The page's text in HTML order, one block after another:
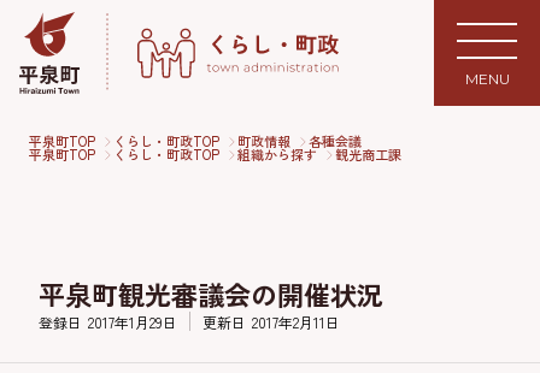
MENU
平泉町TOP くらし・町政TOP 町政情報 各種会議
平泉町TOP くらし・町政TOP 組織から探す 観光商工課
平泉町観光審議会の開催状況
登録日 2017年1月29日 更新日 2017年2月11日